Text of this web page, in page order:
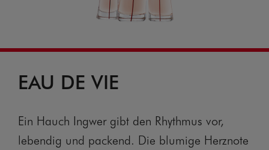
EAU DE VIE
Ein Hauch Ingwer gibt den Rhythmus vor,
lebendig und packend. Die blumige Herznote